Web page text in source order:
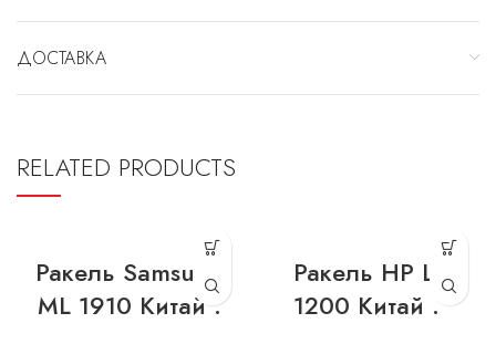
ДОСТАВКА
RELATED PRODUCTS
Ракель Samsung
ML 1910 Китай .
Ракель HP LJ
1200 Китай .